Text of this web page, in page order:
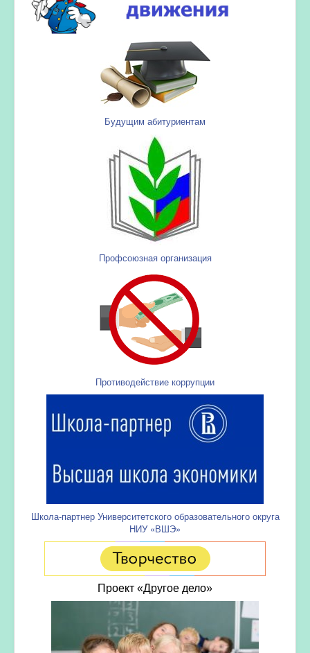
Будущим абитуриентам
Профсоюзная организация
Противодействие коррупции
Школа-партнер Университетского образовательного округа
НИУ «ВШЭ»
Проект «Другое дело»